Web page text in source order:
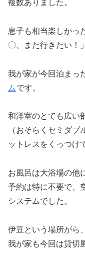
複数ありました。
息子も相当楽しかっ
〇、また行きたい！
我が家が今回泊まっ
ム です。
和洋室のとても広い
（おそらくセミダ
ットレスをくっつけ
お風呂は大浴場の他
予約は特に不要で、
システムでした。
伊豆という場所がら
我が家も今回は貸切